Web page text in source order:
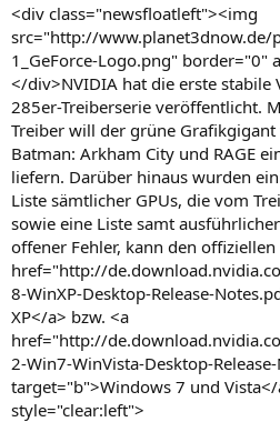
<div class="newsfloatleft"><img
src="http://
1_GeForce-Logo.png" border="0"
</div>NVIDIA hat die erste stabile
285er-Treiberserie veröffentlicht.
Treiber will der grüne
Batman: Arkham City und RAGE
liefern. Darüber hinaus wurden
Liste sämtlicher GPUs, die vom
sowie eine Liste samt
offener Fehler, kann den offiziellen
href="http://
8-WinXP-Desktop-Release-
XP</a> bzw. <a
href="http://
2-Win7-WinVista-Desktop-
target="b">Windows 7 und
style="clear:left">